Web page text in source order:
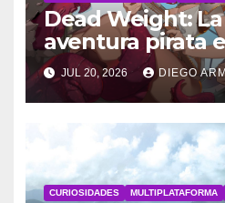
Dead Weight:
aventura pirata
steampunk
JUL 20, 2026 DIEGO
CURIOSIDADES MULTIPLATAFORMA